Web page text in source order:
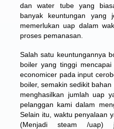
dan water tube yang
banyak keuntungan yang
memerlukan uap dalam
proses pemanasan.
Salah satu keuntungannya
boiler yang tinggi
economicer pada input
boiler, semakin sedikit
menghasilkan jumlah uap
pelanggan kami dalam
Selain itu, waktu penyalaan
(Menjadi steam /uap)